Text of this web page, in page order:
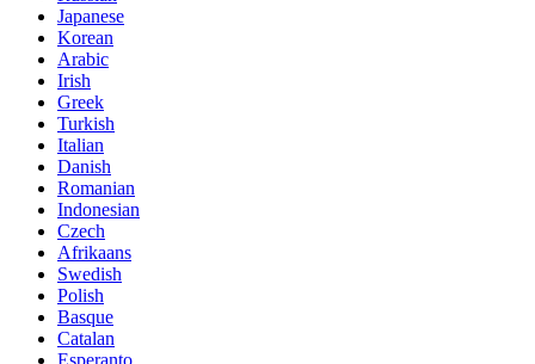
Japanese
Korean
Arabic
Irish
Greek
Turkish
Italian
Danish
Romanian
Indonesian
Czech
Afrikaans
Swedish
Polish
Basque
Catalan